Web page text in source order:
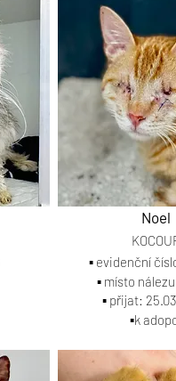
Noel
▪️ evidenční
▪️ místo
▪️ přijat:
▪️k